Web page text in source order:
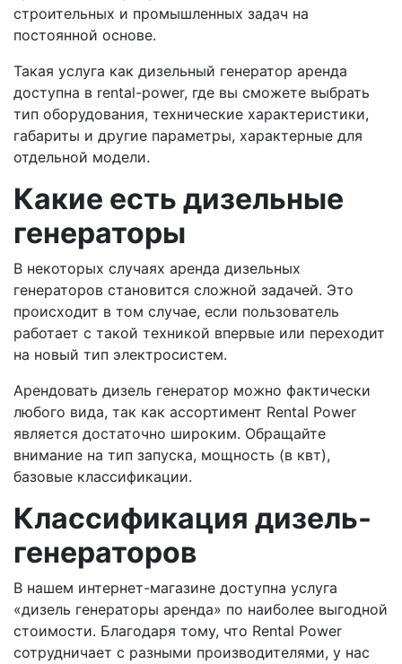
строительных и промышленных задач на
постоянной основе.
Такая услуга как дизельный генератор аренда
доступна в rental-power, где вы сможете выбрать
тип оборудования, технические характеристики,
габариты и другие параметры, характерные для
отдельной модели.
Какие есть дизельные
генераторы
В некоторых случаях аренда дизельных
генераторов становится сложной задачей. Это
происходит в том случае, если пользователь
работает с такой техникой впервые или переходит
на новый тип электросистем.
Арендовать дизель генератор можно фактически
любого вида, так как ассортимент Rental Power
является достаточно широким. Обращайте
внимание на тип запуска, мощность (в квт),
базовые классификации.
Классификация дизель-
генераторов
В нашем интернет-магазине доступна услуга
«дизель генераторы аренда» по наиболее выгодной
стоимости. Благодаря тому, что Rental Power
сотрудничает с разными производителями, у нас